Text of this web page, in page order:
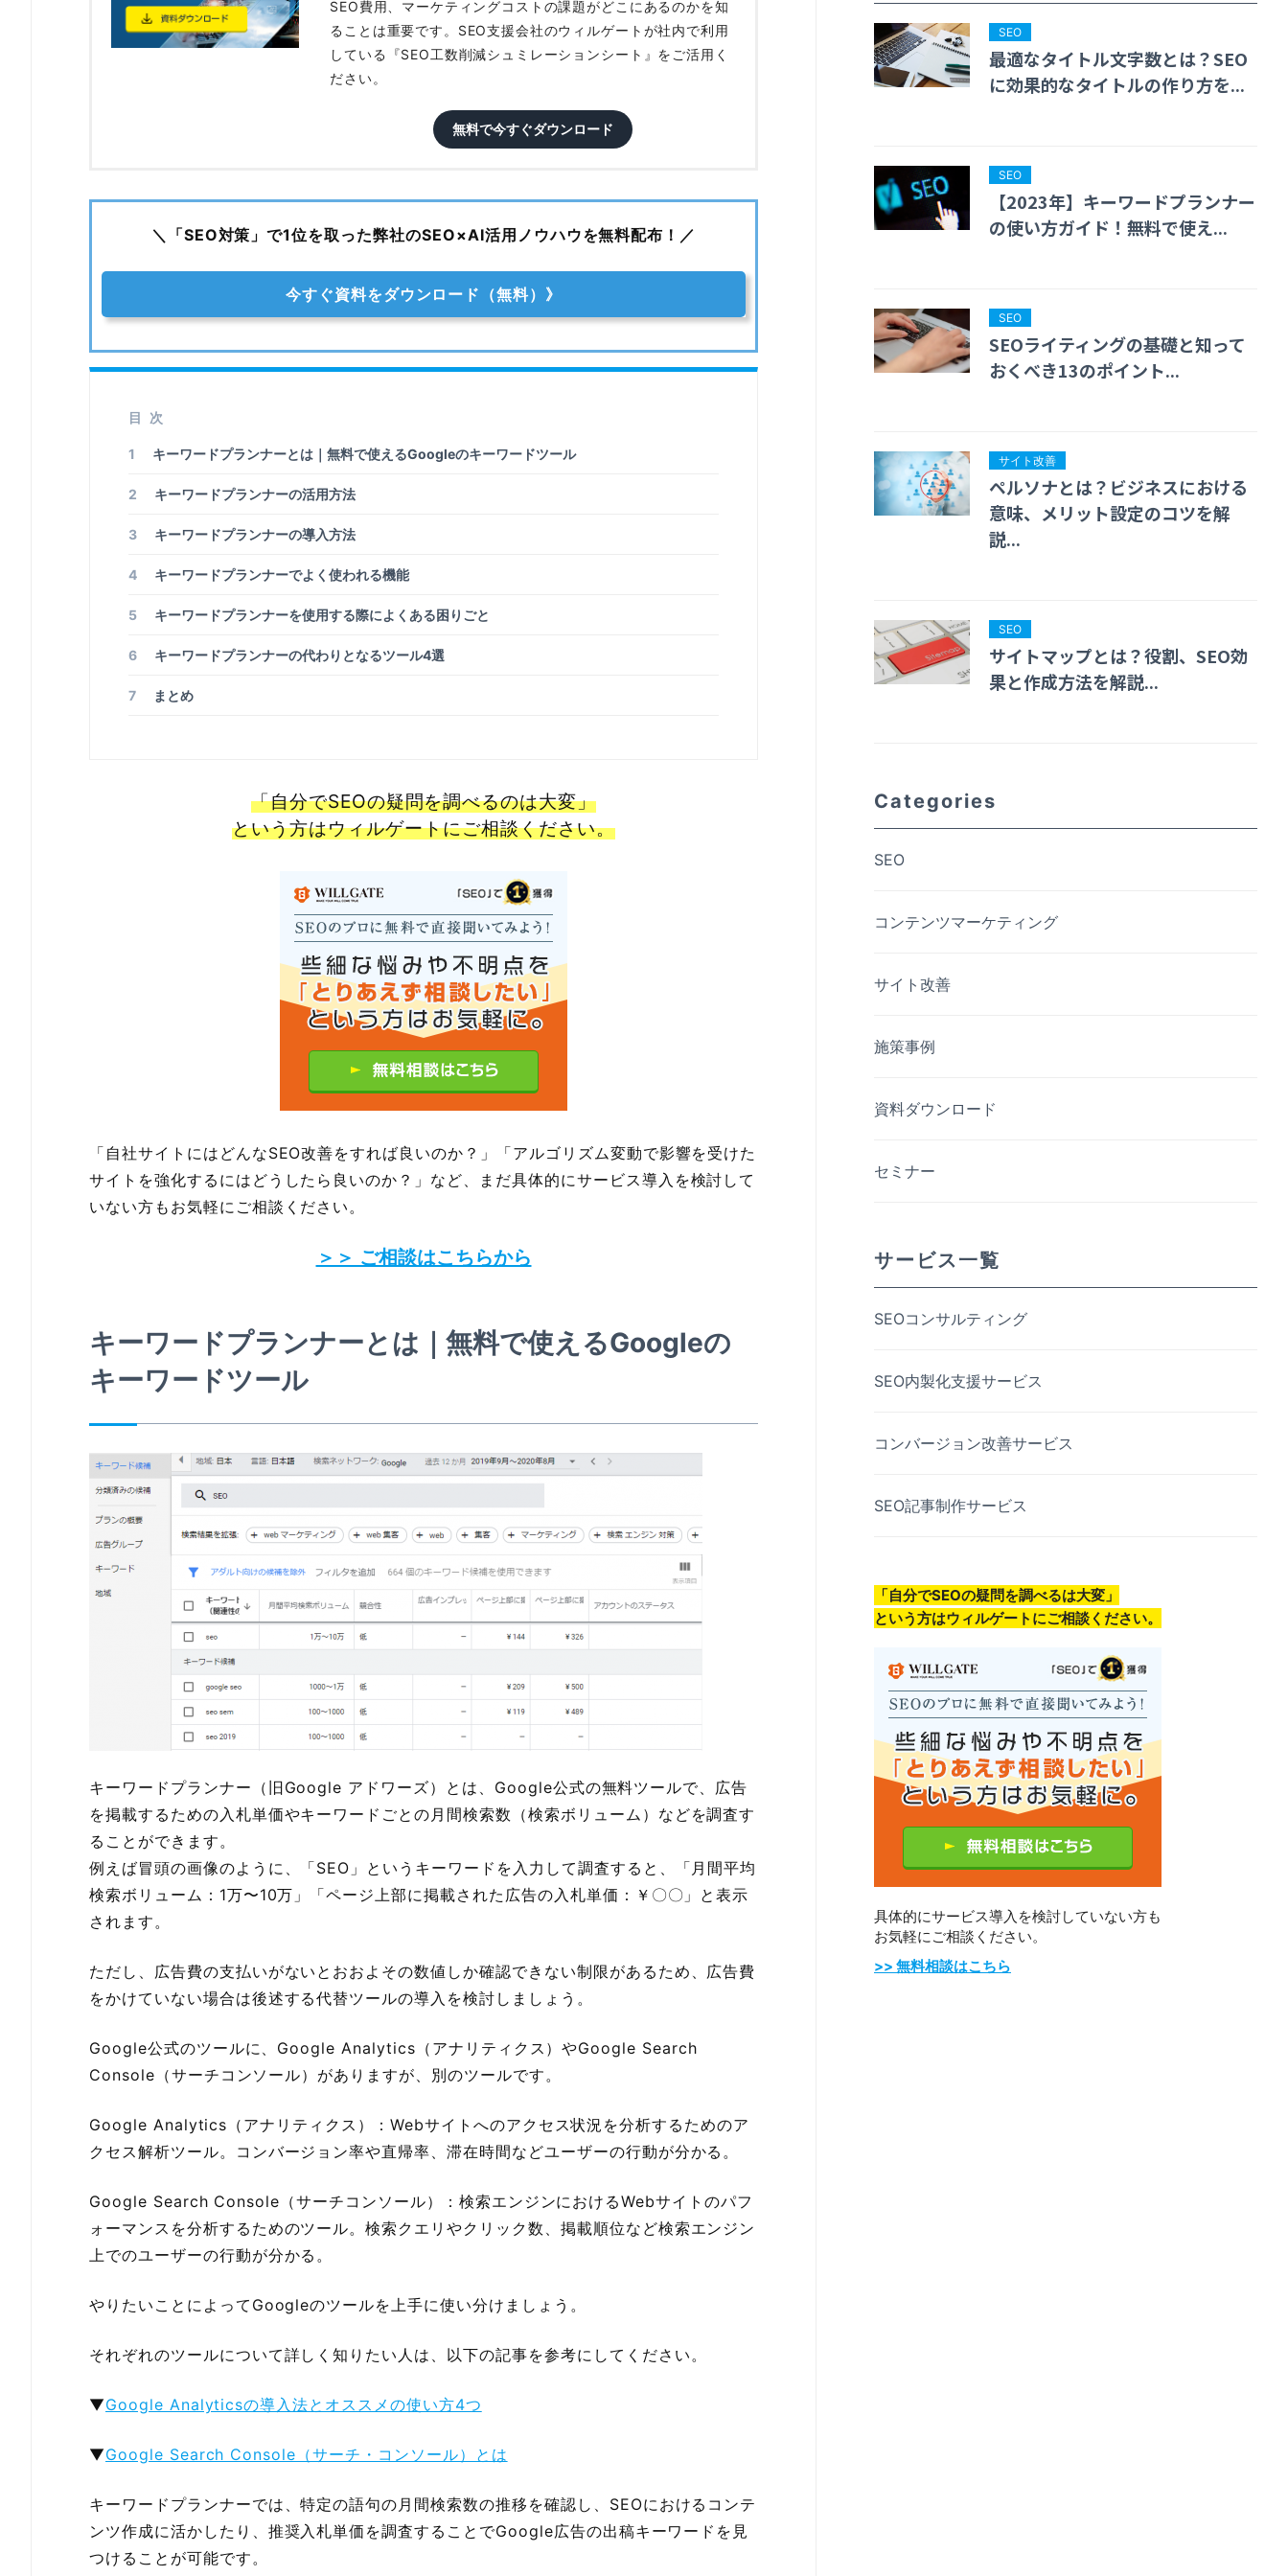
SEO費用、マーケティングコストの課題がどこにあるのかを知
ることは重要です。SEO支援会社のウィルゲートが社内で利用
している『SEO工数削減シュミレーションシート』をご活用く
ださい。
無料で今すぐダウンロード
＼「SEO対策」で1位を取った弊社のSEO×AI活用ノウハウを無料配布！／
今すぐ資料をダウンロード（無料）》
目次
1 キーワードプランナーとは｜無料で使えるGoogleのキーワードツール
2 キーワードプランナーの活用方法
3 キーワードプランナーの導入方法
4 キーワードプランナーでよく使われる機能
5 キーワードプランナーを使用する際によくある困りごと
6 キーワードプランナーの代わりとなるツール4選
7 まとめ
「自分でSEOの疑問を調べるのは大変」
という方はウィルゲートにご相談ください。
「自社サイトにはどんなSEO改善をすれば良いのか？」「アルゴリズム変動で影響を受けた
サイトを強化するにはどうしたら良いのか？」など、まだ具体的にサービス導入を検討して
いない方もお気軽にご相談ください。
＞＞ ご相談はこちらから
キーワードプランナーとは ｜無料で使えるGoogleの
キーワードツール
キーワードプランナー（旧Google アドワーズ）とは、Google公式の無料ツールで、広告
を掲載するための入札単価やキーワードごとの月間検索数（検索ボリューム）などを調査す
ることができます。
例えば冒頭の画像のように、「SEO」というキーワードを入力して調査すると、「月間平均
検索ボリューム：1万〜10万」「ページ上部に掲載された広告の入札単価：￥〇〇」と表示
されます。
ただし、広告費の支払いがないとおおよその数値しか確認できない制限があるため、広告費
をかけていない場合は後述する代替ツールの導入を検討しましょう。
Google公式のツールに、Google Analytics（アナリティクス）やGoogle Search
Console（サーチコンソール）がありますが、別のツールです。
Google Analytics（アナリティクス）：Webサイトへのアクセス状況を分析するためのア
クセス解析ツール。コンバージョン率や直帰率、滞在時間などユーザーの行動が分かる。
Google Search Console（サーチコンソール）：検索エンジンにおけるWebサイトのパフ
ォーマンスを分析するためのツール。検索クエリやクリック数、掲載順位など検索エンジン
上でのユーザーの行動が分かる。
やりたいことによってGoogleのツールを上手に使い分けましょう。
それぞれのツールについて詳しく知りたい人は、以下の記事を参考にしてください。
▼Google Analyticsの導入法とオススメの使い方4つ
▼Google Search Console（サーチ・コンソール）とは
キーワードプランナーでは、特定の語句の月間検索数の推移を確認し、SEOにおけるコンテ
ンツ作成に活かしたり、推奨入札単価を調査することでGoogle広告の出稿キーワードを見
つけることが可能です。
SEO
最適なタイトル文字数とは？SEO
に効果的なタイトルの作り方を...
SEO
【2023年】キーワードプランナー
の使い方ガイド！無料で使え...
SEO
SEOライティングの基礎と知って
おくべき13のポイント...
サイト改善
ペルソナとは？ビジネスにおける
意味、メリット設定のコツを解
説...
SEO
サイトマップとは？役割、SEO効
果と作成方法を解説...
Categories
SEO
コンテンツマーケティング
サイト改善
施策事例
資料ダウンロード
セミナー
サービス一覧
SEOコンサルティング
SEO内製化支援サービス
コンバージョン改善サービス
SEO記事制作サービス
「自分でSEOの疑問を調べるは大変」
という方はウィルゲートにご相談ください。
具体的にサービス導入を検討していない方も
お気軽にご相談ください。
>> 無料相談はこちら